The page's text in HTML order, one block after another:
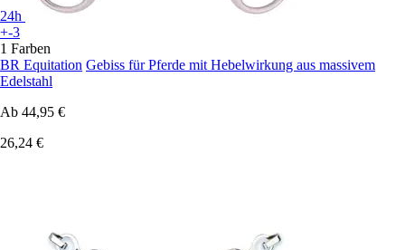
24h
+-3
1 Farben
BR Equitation Gebiss für Pferde mit Hebelwirkung aus massivem
Edelstahl
Ab 44,95 €
26,24 €